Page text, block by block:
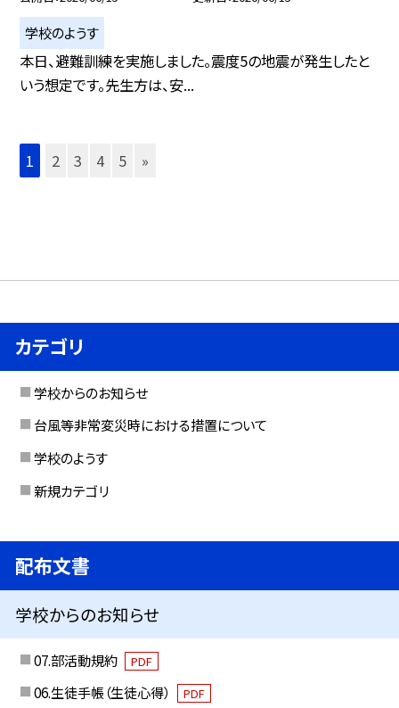
学校のようす
本日、避難訓練を実施しました。震度5の地震が発生したと
いう想定です。先生方は、安...
1 2 3 4 5 »
カテゴリ
学校からのお知らせ
台風等非常変災時における措置について
学校のようす
新規カテゴリ
配布文書
学校からのお知らせ
07.部活動規約 PDF
06.生徒手帳（生徒心得） PDF